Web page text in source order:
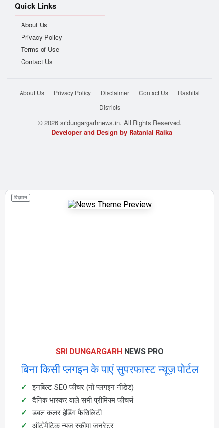
Quick Links
About Us
Privacy Policy
Terms of Use
Contact Us
About Us Privacy Policy Disclaimer Contact Us
Rashifal
Districts
© 2026 sridungargarhnews.in. All Rights Reserved.
Developer and Design by Ratanlal Raika
विज्ञापन
SRI DUNGARGARH NEWS PRO
बिना किसी प्लगइन के पाएं सुपरफास्ट न्यूज़ पोर्टल
इनबिल्ट SEO फीचर (नो प्लगइन नीडेड)
दैनिक भास्कर वाले सभी प्रीमियम फीचर्स
डबल कलर हेडिंग फैसिलिटी
ऑटोमैटिक न्यूज़ स्कीमा जनरेटर